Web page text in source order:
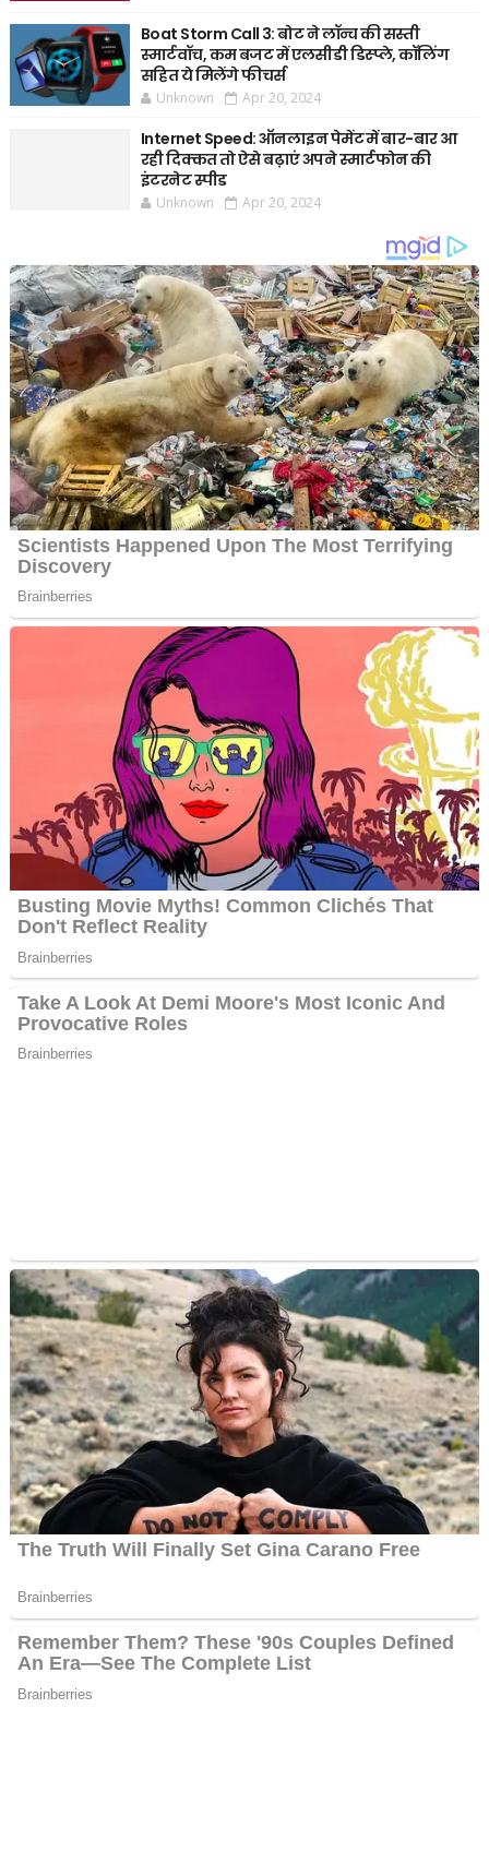
Boat Storm Call 3: बोट ने लॉन्च की सस्ती
स्मार्टवॉच, कम बजट में एलसीडी डिस्प्ले, कॉलिंग
सहित ये मिलेंगे फीचर्स
Unknown Apr 20, 2024
Internet Speed: ऑनलाइन पेमेंट में बार-बार आ
रही दिक्कत तो ऐसे बढ़ाएं अपने स्मार्टफोन की
इंटरनेट स्पीड
Unknown Apr 20, 2024